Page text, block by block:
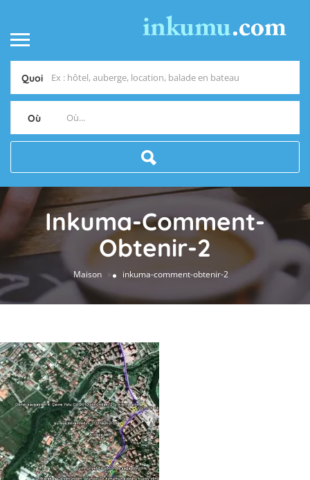
Quoi
Où
Inkuma-Comment-
Obtenir-2
Maison » inkuma-comment-obtenir-2